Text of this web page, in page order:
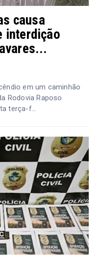
causa
interdição
em um caminhão
Rodovia Raposo
terça-f...